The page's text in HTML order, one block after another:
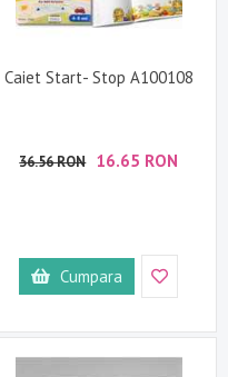
Caiet Start- Stop A100108
36.56 RON 16.65 RON
Cumpara